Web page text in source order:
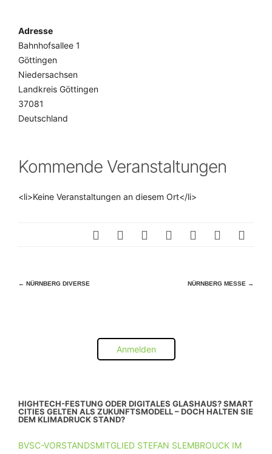
Adresse
Bahnhofsallee 1
Göttingen
Niedersachsen
Landkreis Göttingen
37081
Deutschland
Kommende Veranstaltungen
<li>Keine Veranstaltungen an diesem Ort</li>
Beitragsnavigation
← NÜRNBERG DIVERSE NÜRNBERG MESSE →
Anmelden
HIGHTECH-FESTUNG ODER DIGITALES GLASHAUS? SMART
CITIES GELTEN ALS ZUKUNFTSMODELL – DOCH HALTEN SIE
DEM KLIMADRUCK STAND?
BVSC-VORSTANDSMITGLIED STEFAN SLEMBROUCK IM